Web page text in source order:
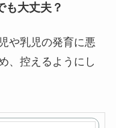
も大丈夫？
や乳児の発育に悪
、控えるようにし